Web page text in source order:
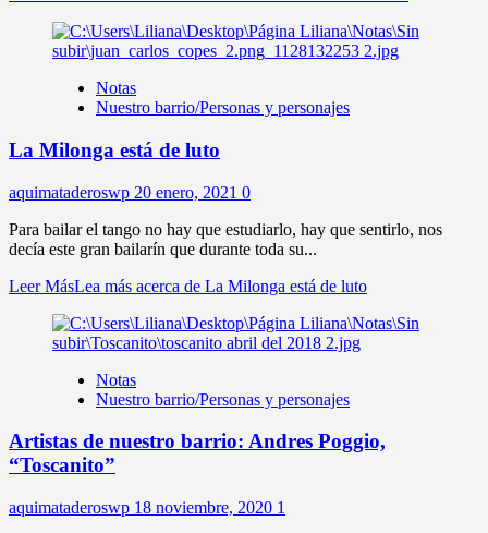
Notas
Nuestro barrio/Personas y personajes
La Milonga está de luto
aquimataderoswp 20 enero, 2021 0
Para bailar el tango no hay que estudiarlo, hay que sentirlo, nos
decía este gran bailarín que durante toda su...
Leer MásLea más acerca de La Milonga está de luto
Notas
Nuestro barrio/Personas y personajes
Artistas de nuestro barrio: Andres Poggio,
“Toscanito”
aquimataderoswp 18 noviembre, 2020 1